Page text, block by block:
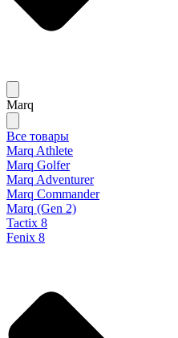
Marq
Все товары
Marq Athlete
Marq Golfer
Marq Adventurer
Marq Commander
Marq (Gen 2)
Tactix 8
Fenix 8